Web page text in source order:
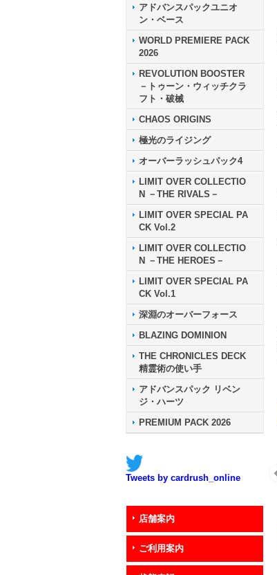
アドバンスパックユニオ
ン・ベース
WORLD PREMIERE PACK
2026
REVOLUTION BOOSTER
－トゥーン・ウィッチクラ
フト・破械
CHAOS ORIGINS
極光のライジング
オーバーラッシュパック4
LIMIT OVER COLLECTIO
N －THE RIVALS－
LIMIT OVER SPECIAL PA
CK Vol.2
LIMIT OVER COLLECTIO
N －THE HEROES－
LIMIT OVER SPECIAL PA
CK Vol.1
深淵のオーバーフォース
BLAZING DOMINION
THE CHRONICLES DECK
精霊術の使い手
アドバンスパック リベン
ジ・ハーツ
PREMIUM PACK 2026
Tweets by cardrush_online
店舗案内
ご利用案内